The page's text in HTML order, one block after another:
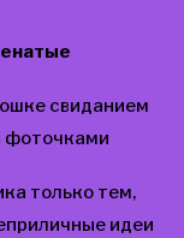
свиданием
фоточками
только тем,
идеи